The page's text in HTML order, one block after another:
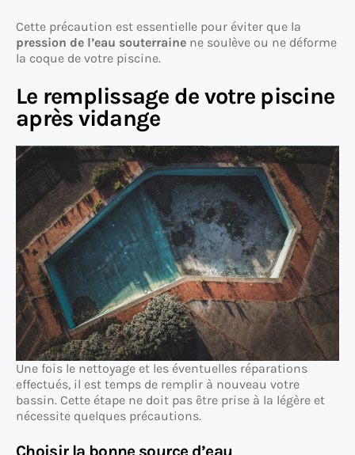
Cette précaution est essentielle pour éviter que la
pression de l’eau souterraine ne soulève ou ne déforme
la coque de votre piscine.
Le remplissage de votre piscine
après vidange
Une fois le nettoyage et les éventuelles réparations
effectués, il est temps de remplir à nouveau votre
bassin. Cette étape ne doit pas être prise à la légère et
nécessite quelques précautions.
Choisir la bonne source d’eau